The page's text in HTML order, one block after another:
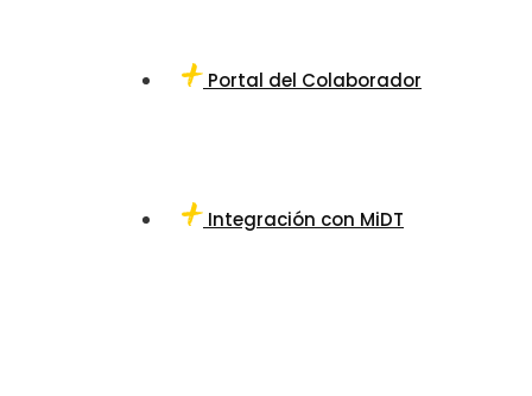
Portal del Colaborador
Integración con MiDT